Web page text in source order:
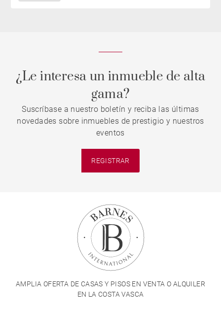
¿Le interesa un inmueble de alta
gama?
Suscríbase a nuestro boletín y reciba las últimas
novedades sobre inmuebles de prestigio y nuestros
eventos
REGISTRAR
AMPLIA OFERTA DE CASAS Y PISOS EN VENTA O ALQUILER
EN LA COSTA VASCA